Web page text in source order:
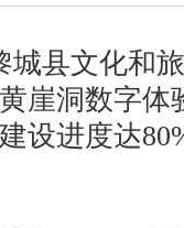
县文化和旅
崖洞数字体
设进度达